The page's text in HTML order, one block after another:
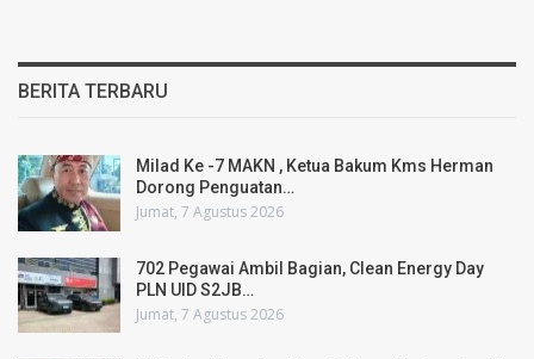
BERITA TERBARU
Milad Ke -7 MAKN , Ketua Bakum Kms Herman
Dorong Penguatan…
Jumat, 7 Agustus 2026
702 Pegawai Ambil Bagian, Clean Energy Day
PLN UID S2JB…
Jumat, 7 Agustus 2026